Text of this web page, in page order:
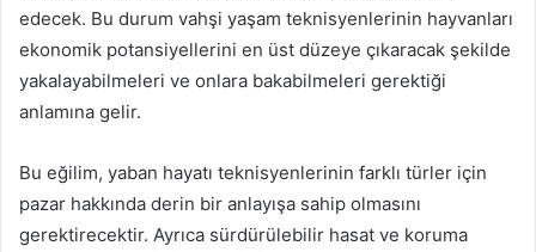
edecek. Bu durum vahşi yaşam teknisyenlerinin hayvanları
ekonomik potansiyellerini en üst düzeye çıkaracak şekilde
yakalayabilmeleri ve onlara bakabilmeleri gerektiği
anlamına gelir.
Bu eğilim, yaban hayatı teknisyenlerinin farklı türler için
pazar hakkında derin bir anlayışa sahip olmasını
gerektirecektir. Ayrıca sürdürülebilir hasat ve koruma